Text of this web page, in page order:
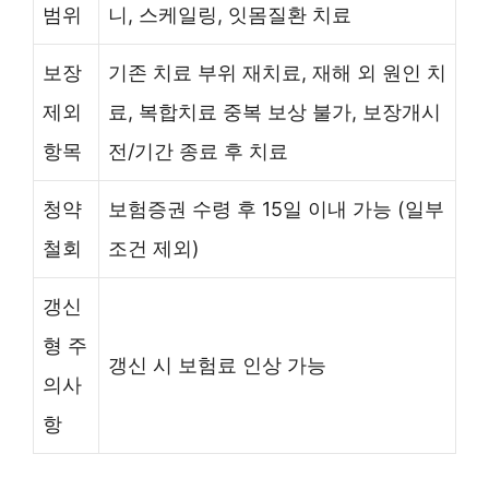
범위
니, 스케일링, 잇몸질환 치료
보장
제외
항목
기존 치료 부위 재치료, 재해 외 원인 치
료, 복합치료 중복 보상 불가, 보장개시
전/기간 종료 후 치료
청약
철회
보험증권 수령 후 15일 이내 가능 (일부
조건 제외)
갱신
형 주
의사
항
갱신 시 보험료 인상 가능